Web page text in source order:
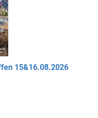
15&16.08.2026